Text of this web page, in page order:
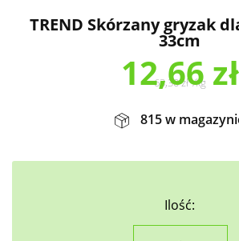
TREND Skórzany gryzak
33cm
12,66zł
63,30zł /kg
815 w
Ilość: